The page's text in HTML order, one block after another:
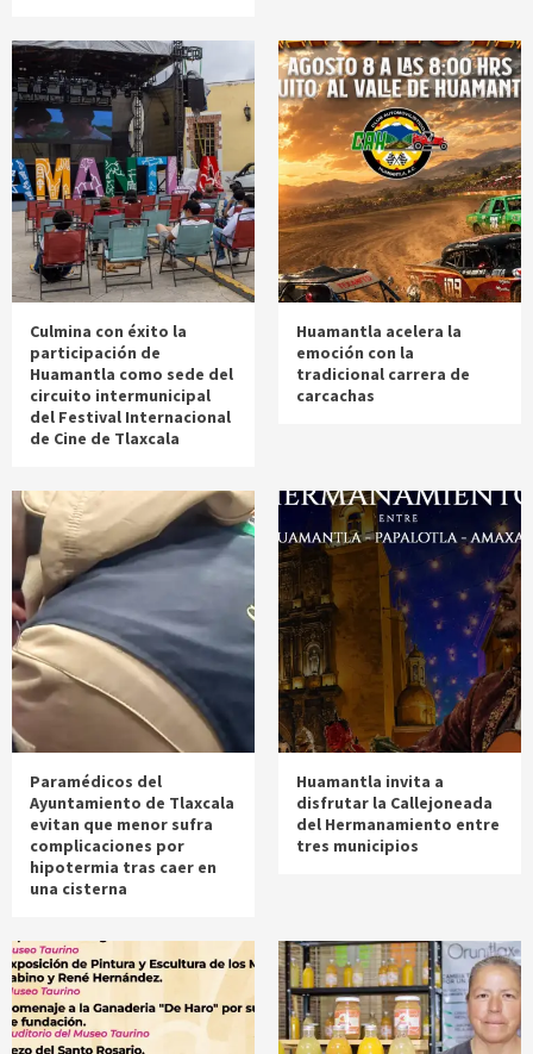
Culmina con éxito la
participación de
Huamantla como sede del
circuito intermunicipal
del Festival Internacional
de Cine de Tlaxcala
Huamantla acelera la
emoción con la
tradicional carrera de
carcachas
Paramédicos del
Ayuntamiento de Tlaxcala
evitan que menor sufra
complicaciones por
hipotermia tras caer en
una cisterna
Huamantla invita a
disfrutar la Callejoneada
del Hermanamiento entre
tres municipios